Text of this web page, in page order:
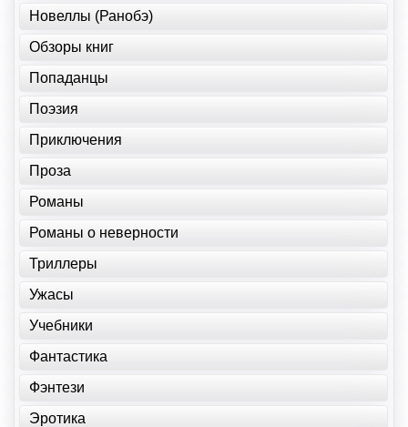
Новеллы (Ранобэ)
Обзоры книг
Попаданцы
Поэзия
Приключения
Проза
Романы
Романы о неверности
Триллеры
Ужасы
Учебники
Фантастика
Фэнтези
Эротика